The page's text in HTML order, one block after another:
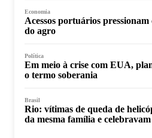
Economia
Acessos portuários
do agro
Política
Em meio à crise com EUA,
o termo soberania
Brasil
Rio: vítimas de queda de
da mesma família e